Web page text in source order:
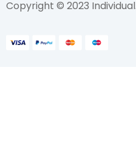
Copyright © 2023